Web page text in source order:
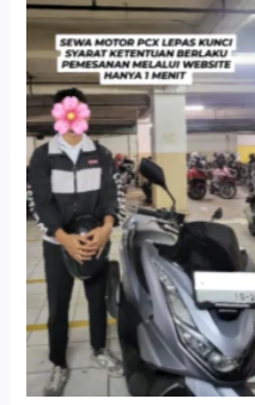
Hotel Kartika Chandra,
Jakarta Selatan